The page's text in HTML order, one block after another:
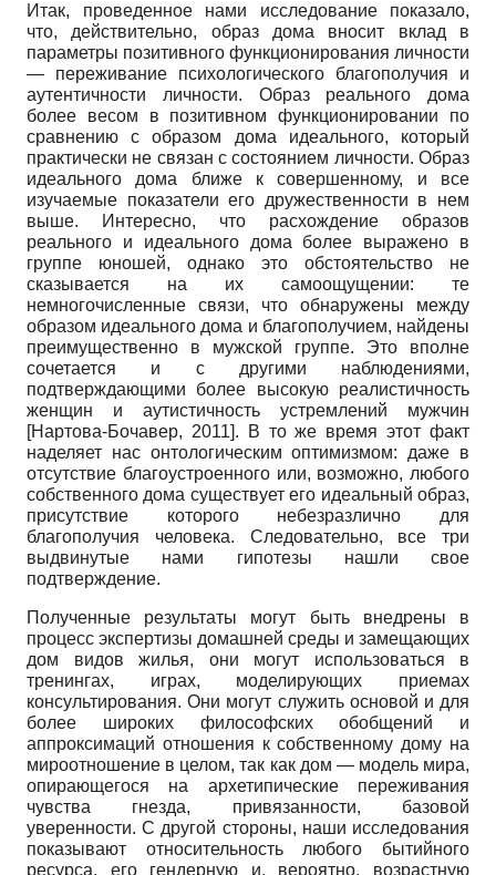
Итак, проведенное нами исследование показало,
что, действительно, образ дома вносит вклад в
параметры позитивного функционирования личности
— переживание психологического благополучия и
аутентичности личности. Образ реального дома
более весом в позитивном функционировании по
сравнению с образом дома идеального, который
практически не связан с состоянием личности. Образ
идеального дома ближе к совершенному, и все
изучаемые показатели его дружественности в нем
выше. Интересно, что расхождение образов
реального и идеального дома более выражено в
группе юношей, однако это обстоятельство не
сказывается на их самоощущении: те
немногочисленные связи, что обнаружены между
образом идеального дома и благополучием, найдены
преимущественно в мужской группе. Это вполне
сочетается и с другими наблюдениями,
подтверждающими более высокую реалистичность
женщин и аутистичность устремлений мужчин
[Нартова-Бочавер, 2011]. В то же время этот факт
наделяет нас онтологическим оптимизмом: даже в
отсутствие благоустроенного или, возможно, любого
собственного дома существует его идеальный образ,
присутствие которого небезразлично для
благополучия человека. Следовательно, все три
выдвинутые нами гипотезы нашли свое
подтверждение.
Полученные результаты могут быть внедрены в
процесс экспертизы домашней среды и замещающих
дом видов жилья, они могут использоваться в
тренингах, играх, моделирующих приемах
консультирования. Они могут служить основой и для
более широких философских обобщений и
аппроксимаций отношения к собственному дому на
мироотношение в целом, так как дом — модель мира,
опирающегося на архетипические переживания
чувства гнезда, привязанности, базовой
уверенности. С другой стороны, наши исследования
показывают относительность любого бытийного
ресурса, его гендерную и, вероятно, возрастную